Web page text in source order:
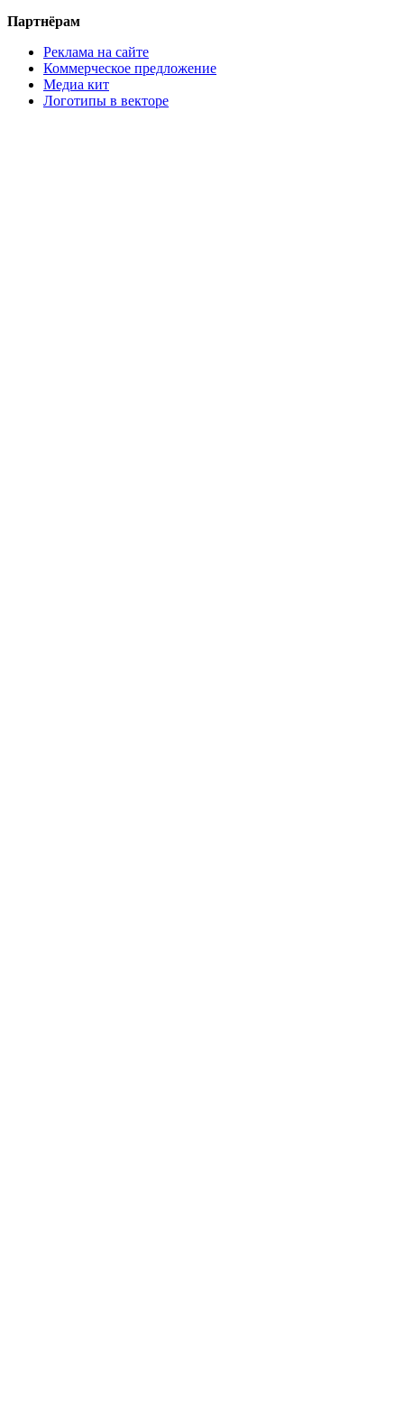
Партнёрам
Реклама на сайте
Коммерческое предложение
Медиа кит
Логотипы в векторе